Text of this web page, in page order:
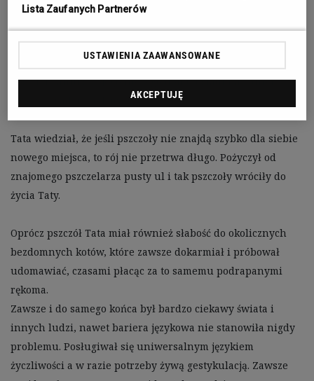
Taty kolejne spotkanie z pszczołami zaczęło się całkiem
przypadkiem, po tym jak zabłąkany rój pszczół w
poszukiwaniu swojego nowego domu osiadł na jednym z
drzew w sadzie rodziców.
Tata wiedział, że jeśli pszczoły nie znajdą szybko dla siebie
nowego miejsca, to rój nie przetrwa długo. Pożyczył od
znajomego pszczelarza pusty ul i tak pszczoły wróciły do
życia Taty.
Oprócz pszczół Tata miał również słabość do okolicznych
bezdomnych kotów, które zawsze dokarmiał i próbował
udomawiać, czasami płacąc za to samemu podrapanymi
rękoma.
Zawsze i do samego końca był bardzo ciekawy świata i
innych ludzi, nawet bariera językowa nie stanowiła nigdy
problemu. Posługiwał się uniwersalnym językiem
życzliwości a w razie potrzeby żywą gestykulacją. Zawsze
Lista Zaufanych Partnerów
USTAWIENIA ZAAWANSOWANE
AKCEPTUJĘ